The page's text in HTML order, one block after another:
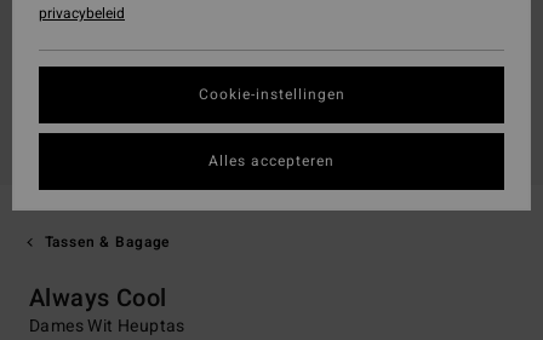
Tassen & Bagage
Always Cool
Dames Wit Heuptas
privacybeleid
Cookie-instellingen
Alles accepteren